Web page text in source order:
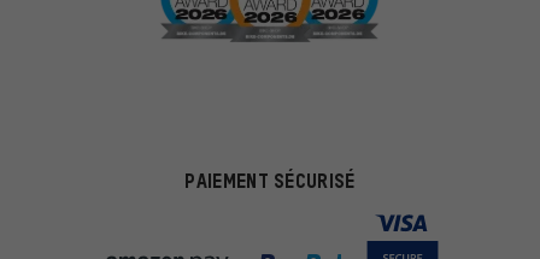
PAIEMENT SÉCURISÉ